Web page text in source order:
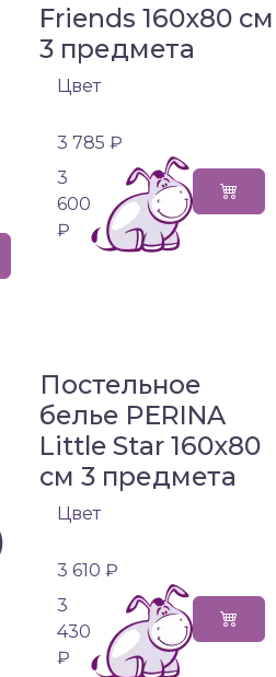
Friends 160х80 см
3 предмета
Цвет
3 785 ₽
3
600
₽
Постельное
белье PERINA
Little Star 160х80
см 3 предмета
Цвет
3 610 ₽
3
430
₽